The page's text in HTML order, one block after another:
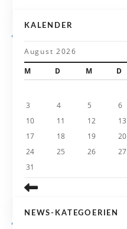
a
KALENDER
August 2026
M
D M D
3
4 5 6
10
11 12 13
17
18 19 20
24
25 26 27
31
NEWS-KATEGOERIEN